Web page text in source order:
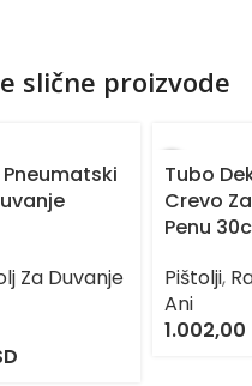
slične proizvode
Pneumatski
Za Duvanje
Tubo
Crevo
Penu
Pištolji,
Ani
1.002,00